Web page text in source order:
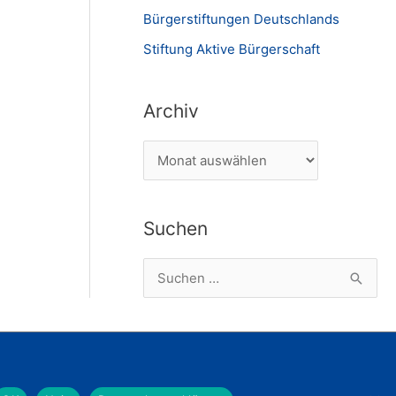
Bürgerstiftungen Deutschlands
Stiftung Aktive Bürgerschaft
Archiv
r
h
i
Suchen
u